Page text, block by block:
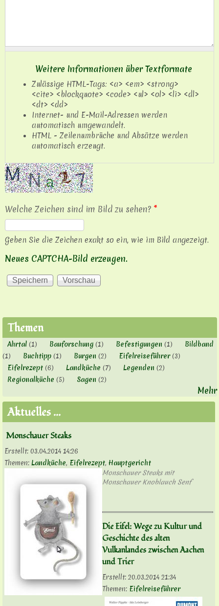
Weitere Informationen über Textformate
Zulässige HTML-Tags: <a> <em> <strong>
<cite> <blockquote> <code> <ul> <ol> <li> <dl>
<dt> <dd>
Internet- und E-Mail-Adressen werden
automatisch umgewandelt.
HTML - Zeilenumbrüche und Absätze werden
automatisch erzeugt.
Welche Zeichen sind im Bild zu sehen? *
Geben Sie die Zeichen exakt so ein, wie im Bild angezeigt.
Neues CAPTCHA-Bild erzeugen.
Themen
Ahrtal (1) Bauforschung (1) Befestigungen (1)
Bildband
(1)
Buchtipp (1) Burgen (2) Eifelreiseführer(3)
Eifelrezept (6) Landküche (7) Legenden (2)
Regionalküche (5) Sagen (2)
Mehr
Aktuelles ...
Monschauer Steaks
Erstellt: 03.04.2014 14:26
Themen: Landküche, Eifelrezept, Hauptgericht
Monschauer Steaks mit
Monschauer Knoblauch Senf
Die Eifel: Wege zu Kultur und
Geschichte des alten
Vulkanlandes zwischen Aachen
und Trier
Erstellt: 20.03.2014 21:34
Themen: Eifelreiseführer